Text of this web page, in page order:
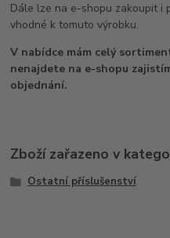
Dále lze na e-shopu zakoupit i
vhodné k tomuto výrobku.
V nabídce mám celý
nenajdete na e-shopu
objednání.
Zboží zařazeno v
Ostatní příslušenství